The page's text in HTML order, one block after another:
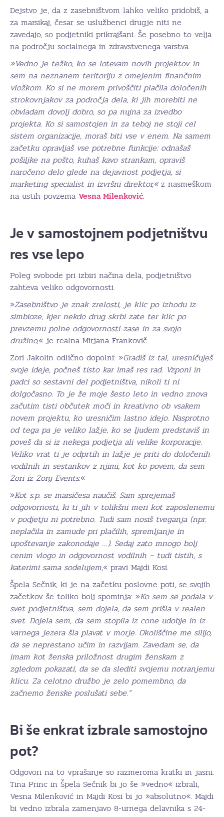
Dejstvo je, da z zasebništvom lahko veliko pridobiš, a
za marsikaj, česar se uslužbenci drugje niti ne
zavedajo, so podjetniki prikrajšani. Še posebno to velja
na področju socialnega in zdravstvenega varstva.
»Vedno je težko, ko se lotevam novih projektov in
sem na neznanem teritoriju z omejenim finančnim
vložkom. Ko si ne morem privoščiti plačila določenih
strokovnjakov za področja dela, ki jih morebiti ne
obvladam dovolj dobro, so pa nujna za izvedbo
projekta. Ko si samostojen in za teboj ne stoji cel
sistem organizacije, moraš biti vse v enem. Na samem
začetku opravljaš vse potrebne funkcije: odnašaš
pošiljke na pošto, kuhaš kavo strankam, opraviš
naročeno delo glede na dejavnost podjetja, si
marketing specialist in izvršni direktor,«z nasmeškom
na ustih povzema Vesna Milenković.
Je v samostojnem podjetništvu
res vse lepo
Poleg svobode pri izbiri načina dela, podjetništvo
zahteva veliko odgovornosti.
»Zasebništvo je znak zrelosti, je klic po izhodu iz
simbioze, kjer nekdo drug skrbi zate ter klic po
prevzemu polne odgovornosti zase in za svojo
družino,« je realna Mirjana Frankovič.
Zori Jakolin odlično dopolni: »Gradiš iz tal, uresničuješ
svoje ideje, počneš tisto kar imaš res rad. Vzponi in
padci so sestavni del podjetništva, nikoli ti ni
dolgočasno. To je že moje šesto leto in vedno znova
začutim tisti občutek moči in kreativno ob vsakem
novem projektu, ko uresničim lastno idejo. Nasprotno
od tega pa je veliko lažje, ko se ljudem predstaviš in
poveš da si iz nekega podjetja ali velike korporacije.
Veliko vrat ti je odprtih in lažje je priti do določenih
vodilnih in sestankov z njimi, kot ko povem, da sem
Zori iz Zory Events.«
»Kot s.p. se marsičesa naučiš. Sam sprejemaš
odgovornosti, ki ti jih v tolikšni meri kot zaposlenemu
v podjetju ni potrebno. Tudi sam nosiš tveganja (npr.
neplačila in zamude pri plačilih, spremljanje in
upoštevanje zakonodaje …). Sedaj zato mnogo bolj
cenim vlogo in odgovornost vodilnih – tudi tistih, s
katerimi sama sodelujem,« pravi Majdi Kosi.
Špela Sečnik, ki je na začetku poslovne poti, se svojih
začetkov še toliko bolj spominja: »Ko sem se podala v
svet podjetništva, sem dojela, da sem prišla v realen
svet. Dojela sem, da sem stopila iz cone udobje in iz
varnega jezera šla plavat v morje. Okoliščine me silijo,
da se neprestano učim in razvijam. Zavedam se, da
imam kot ženska priložnost drugim ženskam z
zgledom pokazati, da se da slediti svojemu notranjemu
klicu. Za celotno družbo je zelo pomembno, da
začnemo ženske poslušati sebe.”
Bi še enkrat izbrale samostojno
pot?
Odgovori na to vprašanje so razmeroma kratki in jasni.
Tina Princ in Špela Sečnik bi jo še »vedno« izbrali,
Vesna Milenković in Majdi Kosi bi jo »absolutno«. Majdi
bi vedno izbrala zamenjavo 8-urnega delavnika s 24-